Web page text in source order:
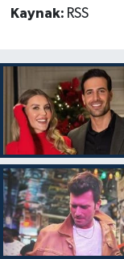
Kaynak: RSS